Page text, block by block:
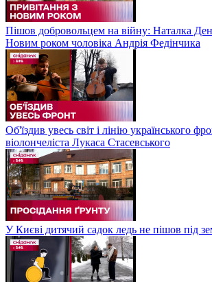
Пішов добровольцем на війну: Наталка
Новим роком чоловіка Андрія Федінчика
Об'їздив увесь світ і лінію українського
віолончеліста Лукаса Стасевського
У Києві дитячий садок ледь не пішов під